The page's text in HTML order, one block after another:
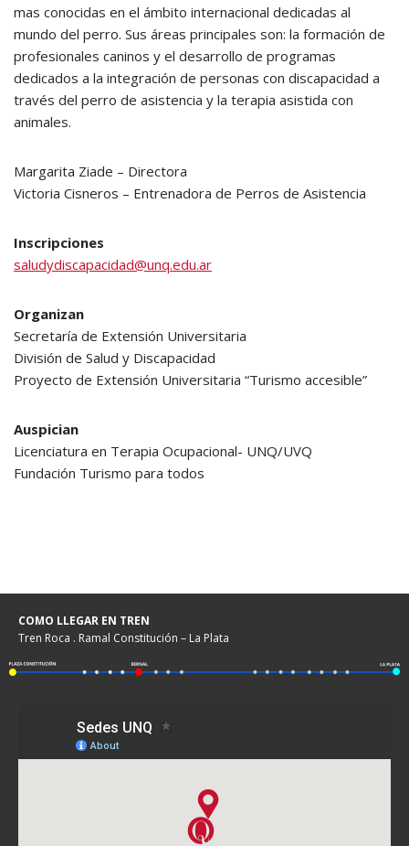
mas conocidas en el ámbito internacional dedicadas al
mundo del perro. Sus áreas principales son: la formación de
profesionales caninos y el desarrollo de programas
dedicados a la integración de personas con discapacidad a
través del perro de asistencia y la terapia asistida con
animales.
Margarita Ziade – Directora
Victoria Cisneros – Entrenadora de Perros de Asistencia
Inscripciones
saludydiscapacidad@unq.edu.ar
Organizan
Secretaría de Extensión Universitaria
División de Salud y Discapacidad
Proyecto de Extensión Universitaria “Turismo accesible”
Auspician
Licenciatura en Terapia Ocupacional- UNQ/UVQ
Fundación Turismo para todos
COMO LLEGAR EN TREN
Tren Roca . Ramal Constitución – La Plata